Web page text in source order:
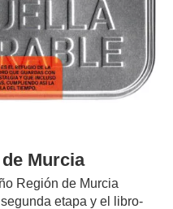
Murcia
Región de Murcia
etapa y el libro-